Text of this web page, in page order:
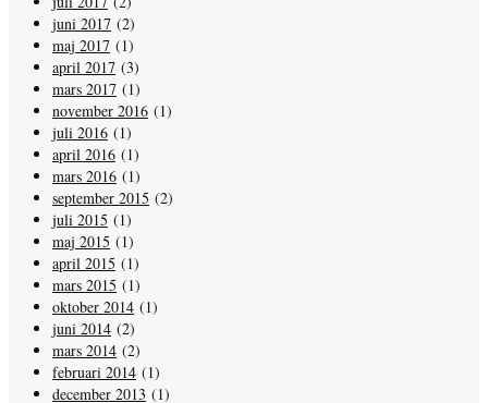
juni 2017 (2)
maj 2017 (1)
april 2017 (3)
mars 2017 (1)
november 2016 (1)
juli 2016 (1)
april 2016 (1)
mars 2016 (1)
september 2015 (2)
juli 2015 (1)
maj 2015 (1)
april 2015 (1)
mars 2015 (1)
oktober 2014 (1)
juni 2014 (2)
mars 2014 (2)
februari 2014 (1)
december 2013 (1)